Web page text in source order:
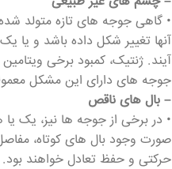
• گاهی جوجه های تازه متولد
آنها تغییر شکل داده باشد و یا
آیند. ژنتیک، کمبود برخی
جوجه های دارای این مشکل
– بال های ناقص
• در برخی از جوجه ها نیز، یک
صورت وجود بال های کوتاه،
حرکتی و حفظ تعادل خواهند بود.